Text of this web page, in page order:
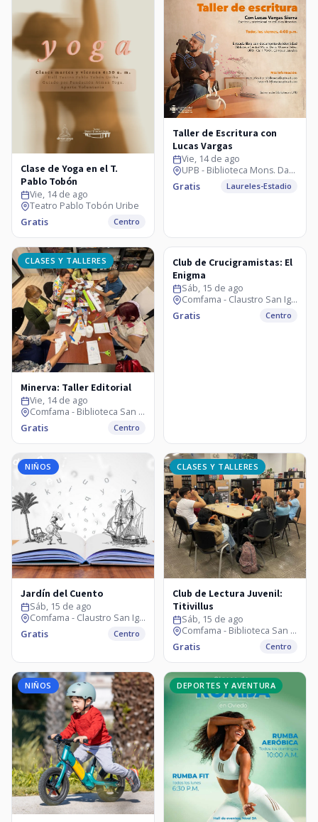
Clase de Yoga en el T.
Pablo Tobón
Vie, 14 de ago
Teatro Pablo Tobón Uribe
Gratis Centro
Taller de Escritura con
Lucas Vargas
Vie, 14 de ago
UPB - Biblioteca Mons. Darío Múnera
Gratis Laureles-Estadio
CLASES Y TALLERES
Minerva: Taller Editorial
Vie, 14 de ago
Comfama - Biblioteca San Ignacio
Gratis Centro
CLASES Y TALLERES
Club de Crucigramistas: El
Enigma
Sáb, 15 de ago
Comfama - Claustro San Ignacio
Gratis Centro
NIÑOS
Jardín del Cuento
Sáb, 15 de ago
Comfama - Claustro San Ignacio
Gratis Centro
CLASES Y TALLERES
Club de Lectura Juvenil:
Titivillus
Sáb, 15 de ago
Comfama - Biblioteca San Ignacio
Gratis Centro
NIÑOS DEPORTES Y AVENTURA